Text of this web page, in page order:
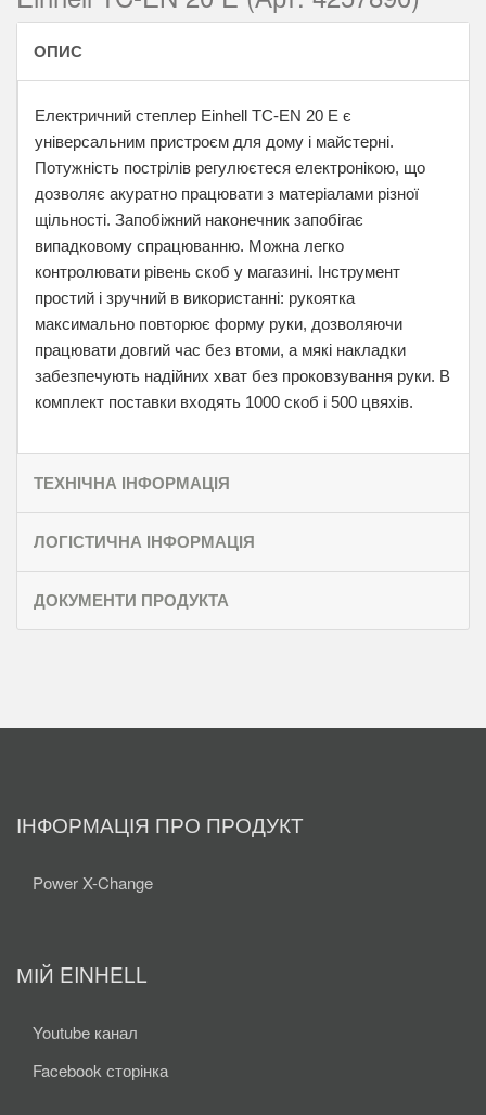
ОПИС
Електричний степлер Einhell TC-EN 20 E є
універсальним пристроєм для дому і майстерні.
Потужність пострілів регулюєтеся електронікою, що
дозволяє акуратно працювати з матеріалами різної
щільності. Запобіжний наконечник запобігає
випадковому спрацюванню. Можна легко
контролювати рівень скоб у магазині. Інструмент
простий і зручний в використанні: рукоятка
максимально повторює форму руки, дозволяючи
працювати довгий час без втоми, а мякі накладки
забезпечують надійних хват без проковзування руки. В
комплект поставки входять 1000 скоб і 500 цвяхів.
ТЕХНІЧНА ІНФОРМАЦІЯ
ЛОГІСТИЧНА ІНФОРМАЦІЯ
ДОКУМЕНТИ ПРОДУКТА
ІНФОРМАЦІЯ ПРО ПРОДУКТ
Power X-Change
МІЙ EINHELL
Youtube канал
Facebook сторінка